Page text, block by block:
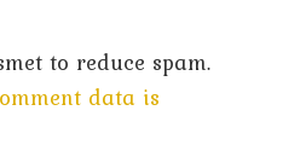
to reduce spam.
data is